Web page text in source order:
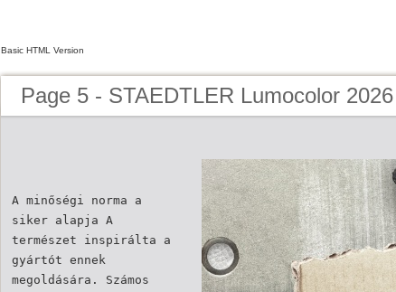
Basic HTML Version
Page 5 - STAEDTLER Lumocolor 2026
A minőségi norma a
siker alapja A
természet inspirálta a
gyártót ennek
megoldására. Számos